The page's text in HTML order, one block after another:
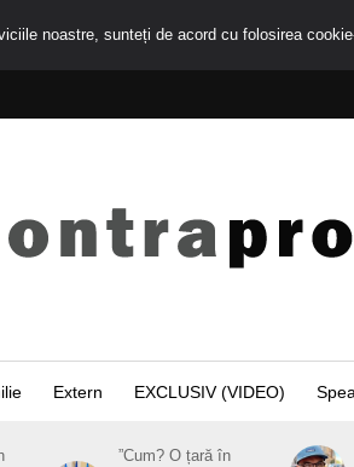
Extern EXCLUSIV (VIDEO)
”Cum? O țară în
noastre, sunteți de acord cu folosirea